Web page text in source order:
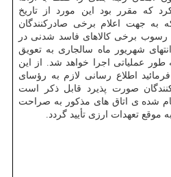
که مقرر بود این مورد از تاریخ
گردد که به جهت اعلام برخی صادرکنندگان
رسوب برخی کالاهای فاسد شدنی در
شهریور ماه سالجاری به تعویق
طور عملیاتی اجرا خواهد شد. از این
اطلاع رسانی لازم به رؤسای
صورت پذیرد قابل ذکر است
شده ی اتاق های مذکور به صراحت
موقع تعهدات ارزی تأیید گردد.